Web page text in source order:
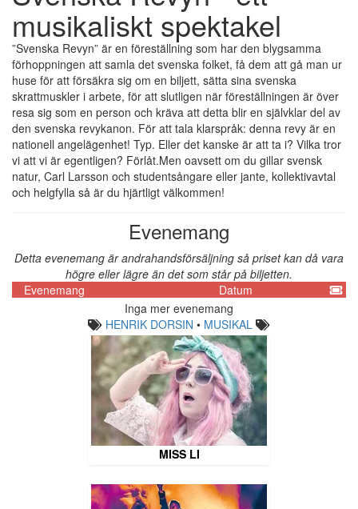
musikaliskt spektakel
”Svenska Revyn” är en föreställning som har den blygsamma
förhoppningen att samla det svenska folket, få dem att gå man ur
huse för att försäkra sig om en biljett, sätta sina svenska
skrattmuskler i arbete, för att slutligen när föreställningen är över
resa sig som en person och kräva att detta blir en självklar del av
den svenska revykanon. För att tala klarspråk: denna revy är en
nationell angelägenhet! Typ. Eller det kanske är att ta i? Vilka tror
vi att vi är egentligen? Förlåt.Men oavsett om du gillar svensk
natur, Carl Larsson och studentsångare eller jante, kollektivavtal
och helgfylla så är du hjärtligt välkommen!
Evenemang
Detta evenemang är andrahandsförsäljning så priset kan då vara
högre eller lägre än det som står på biljetten.
Evenemang
Datum
Inga mer evenemang
HENRIK DORSIN • MUSIKAL
MISS LI